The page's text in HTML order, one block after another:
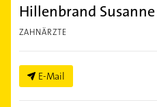
Hillenbrand
ZAHNÄRZTE
E-Mail